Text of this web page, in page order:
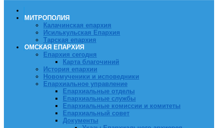
МИТРОПОЛИЯ
Калачинская епархия
Исилькульская Епархия
Тарская епархия
ОМСКАЯ ЕПАРХИЯ
Епархия сегодня
Карта благочиний
История епархии
Новомученики и исповедники
Епархиальное управление
Епархиальные отделы
Епархиальные службы
Епархиальные комиссии и комитеты
Епархиальный совет
Документы